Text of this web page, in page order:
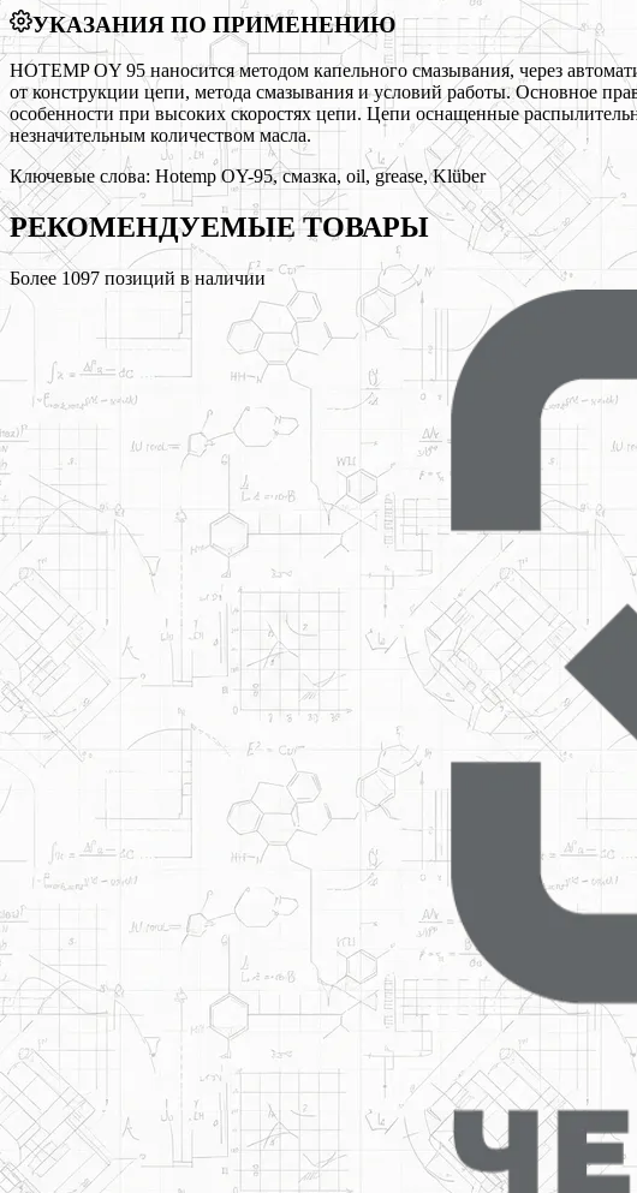
УКАЗАНИЯ ПО ПРИМЕНЕНИЮ
HOTEMP OY 95 наносится методом капельного смазывания, через
от конструкции цепи, метода смазывания и условий работы. Основное
особенности при высоких скоростях цепи. Цепи оснащенные
незначительным количеством масла.
Ключевые слова: Hotemp OY-95, смазка, oil, grease, Klüber
РЕКОМЕНДУЕМЫЕТОВАРЫ
Более 1097 позиций в наличии